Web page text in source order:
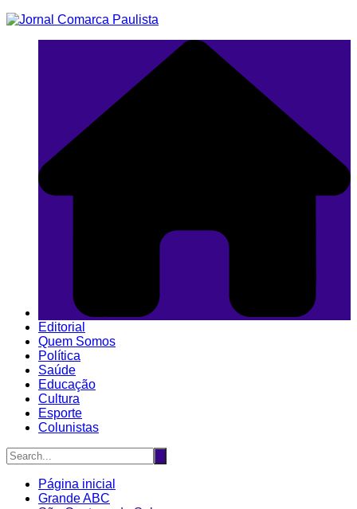
Ir
Editorial
Quem Somos
Política
Saúde
Educação
Cultura
Esporte
Colunistas
Página inicial
Grande ABC